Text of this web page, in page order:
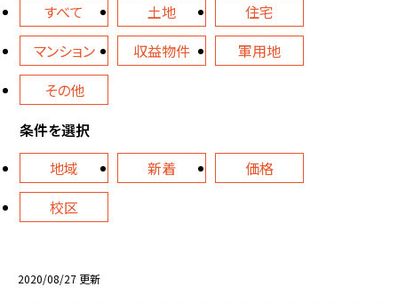
すべて
土地
住宅
マンション
収益物件
軍用地
その他
条件を選択
地域
新着
価格
校区
2020/08/27 更新